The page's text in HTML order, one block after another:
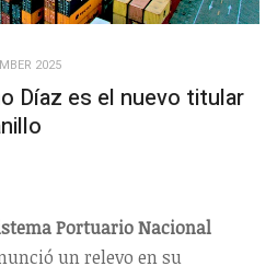
2025
Díaz es el nuevo titular
Portuario Nacional
un relevo en su